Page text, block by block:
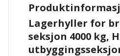
Lagerhyller for
seksjon 4000 kg,